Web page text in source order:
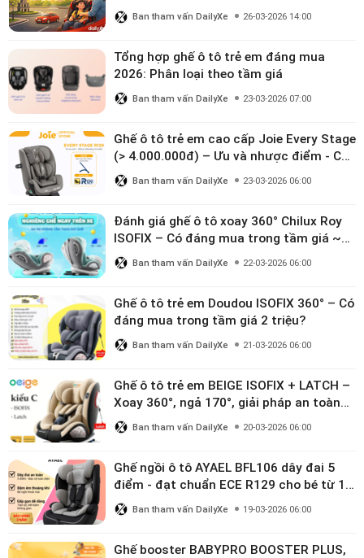
Ban tham vấn DailyXe 26-03-2026 14:00
Tổng hợp ghế ô tô trẻ em đáng mua
2026: Phân loại theo tầm giá
Ban tham vấn DailyXe 23-03-2026 07:00
Ghế ô tô trẻ em cao cấp Joie Every Stage
(> 4.000.000đ) – Ưu và nhược điểm - Có
đáng đầu tư cho bé từ 0–12 tuổi?
Ban tham vấn DailyXe 23-03-2026 06:00
Đánh giá ghế ô tô xoay 360° Chilux Roy
ISOFIX – Có đáng mua trong tầm giá ~3
triệu
Ban tham vấn DailyXe 22-03-2026 06:00
Ghế ô tô trẻ em Doudou ISOFIX 360° – Có
đáng mua trong tầm giá 2 triệu?
Ban tham vấn DailyXe 21-03-2026 06:00
Ghế ô tô trẻ em BEIGE ISOFIX + LATCH –
Xoay 360°, ngả 170°, giải pháp an toàn
linh hoạt cho bé 0–10 tuổi
Ban tham vấn DailyXe 20-03-2026 06:00
Ghế ngồi ô tô AYAEL BFL106 dây đai 5
điểm - đạt chuẩn ECE R129 cho bé từ 1–
10 tuổi
Ban tham vấn DailyXe 19-03-2026 06:00
Ghế booster BABYPRO BOOSTER PLUS,